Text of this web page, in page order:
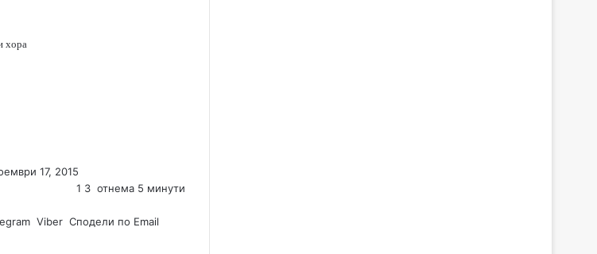
хора
17, 2015
1 3 отнема 5 минути
Viber Сподели по Email